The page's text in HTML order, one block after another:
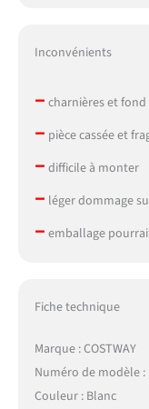
Inconvénients
– charnières et
– pièce cassée et
– difficile à monter
– léger dommage
– emballage
Fiche technique
Marque : COSTWAY
Numéro de modèle :
Couleur : Blanc